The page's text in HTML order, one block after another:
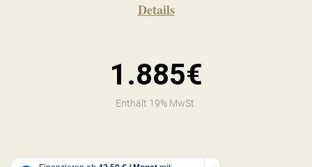
Details
1.885€
Enthält 19% MwSt.